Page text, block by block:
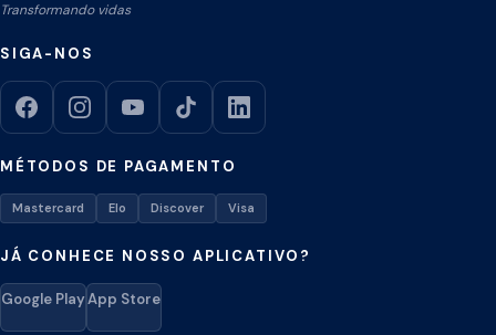
Transformando vidas
SIGA-NOS
MÉTODOS DE PAGAMENTO
Mastercard Elo Discover Visa
JÁ CONHECE NOSSO APLICATIVO?
Google PlayApp Store